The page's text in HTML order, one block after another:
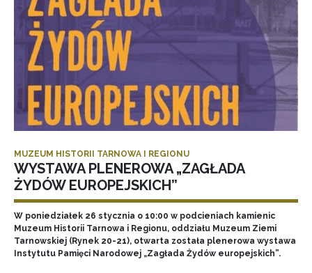
MUZEUM HISTORII TARNOWA I REGIONU
WYSTAWA PLENEROWA „ZAGŁADA
ŻYDÓW EUROPEJSKICH”
W poniedziałek 26 stycznia o 10:00 w podcieniach kamienic
Muzeum Historii Tarnowa i Regionu, oddziału Muzeum Ziemi
Tarnowskiej (Rynek 20-21), otwarta została plenerowa wystawa
Instytutu Pamięci Narodowej „Zagłada Żydów europejskich”.